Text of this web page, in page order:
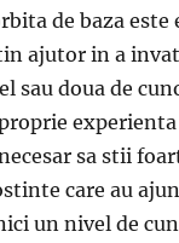
de baza este
ajutor in a
sau doua de
sa stii
care au
un nivel de